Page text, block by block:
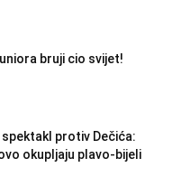
bruji cio svijet!
protiv Dečića:
okupljaju plavo-bijeli